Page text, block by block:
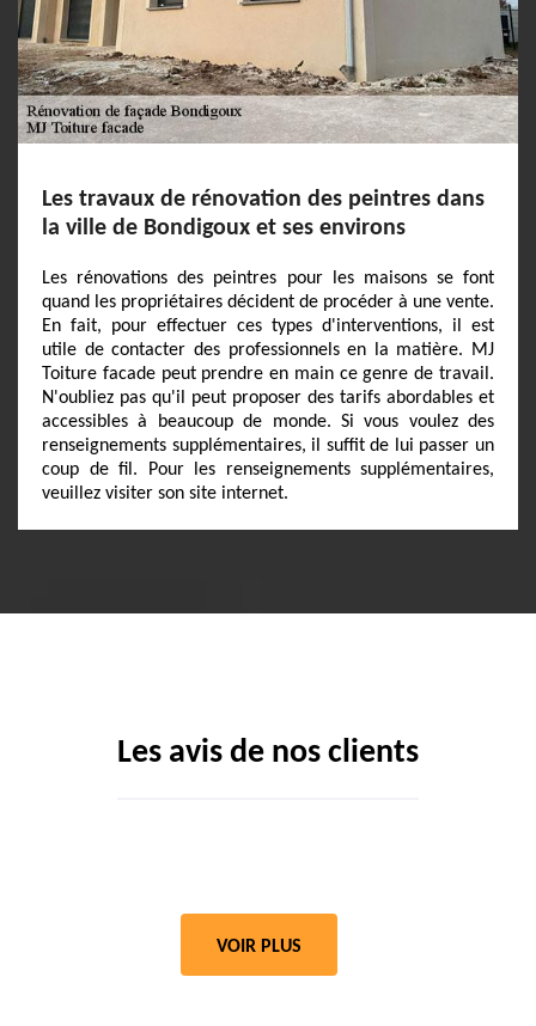
Les travaux de rénovation des peintres dans
la ville de Bondigoux et ses environs
Les rénovations des peintres pour les maisons se font
quand les propriétaires décident de procéder à une vente.
En fait, pour effectuer ces types d'interventions, il est
utile de contacter des professionnels en la matière. MJ
Toiture facade peut prendre en main ce genre de travail.
N'oubliez pas qu'il peut proposer des tarifs abordables et
accessibles à beaucoup de monde. Si vous voulez des
renseignements supplémentaires, il suffit de lui passer un
coup de fil. Pour les renseignements supplémentaires,
veuillez visiter son site internet.
Les avis de nos clients
VOIR PLUS